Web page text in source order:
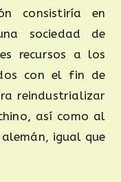
consistiría en
sociedad de
recursos a los
con el fin de
reindustrializar
así como al
igual que